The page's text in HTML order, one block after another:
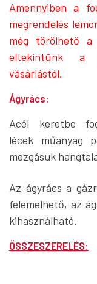
Amennyiben a
megrendelés
még törölhető a
eltekintünk a
vásárlástól.
Ágyrács:
Acél keretbe
lécek műanyag
mozgásuk
Az ágyrács a
felemelhető, az
kihasználható.
ÖSSZESZERELÉS: